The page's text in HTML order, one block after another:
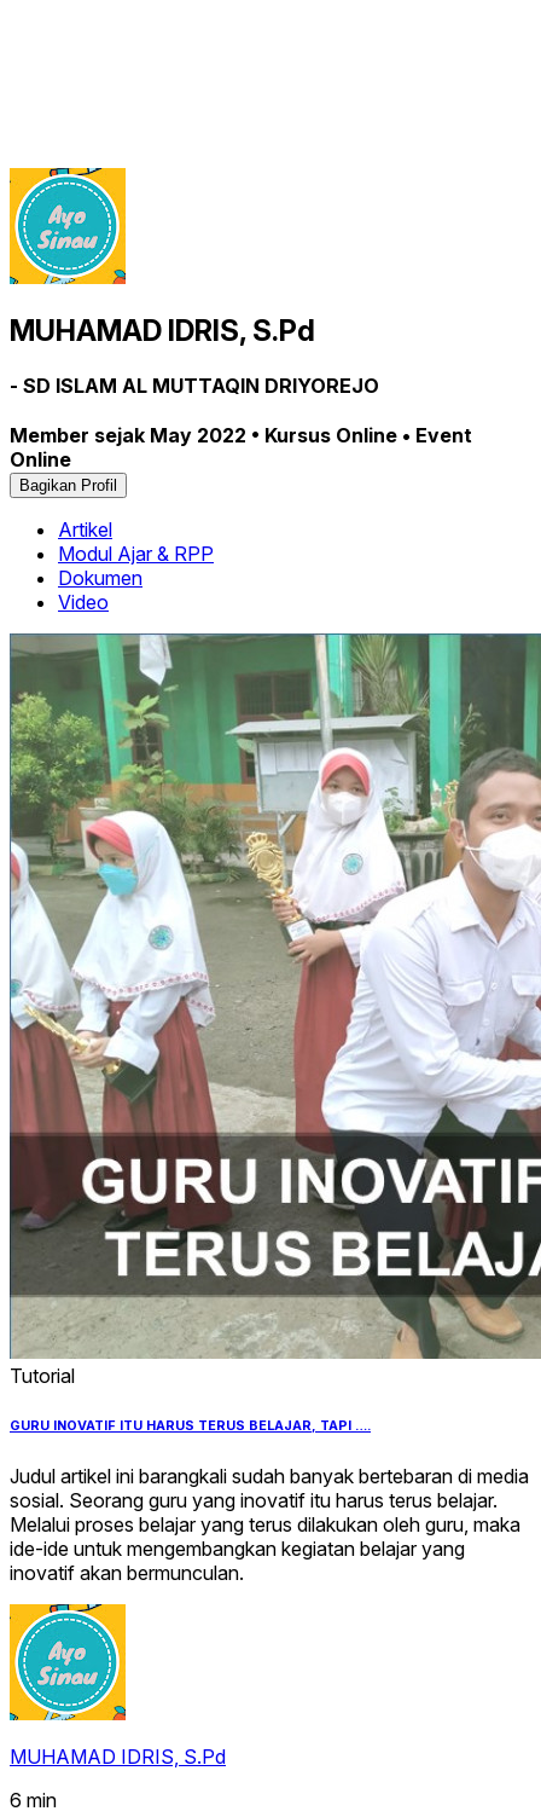
MUHAMAD IDRIS, S.Pd
- SD ISLAM AL MUTTAQIN DRIYOREJO
Member sejak May 2022 • Kursus Online • Event
Online
Bagikan Profil
Artikel
Modul Ajar & RPP
Dokumen
Video
Tutorial
GURU INOVATIF ITU HARUS TERUS BELAJAR, TAPI ….
Judul artikel ini barangkali sudah banyak bertebaran di media
sosial. Seorang guru yang inovatif itu harus terus belajar.
Melalui proses belajar yang terus dilakukan oleh guru, maka
ide-ide untuk mengembangkan kegiatan belajar yang
inovatif akan bermunculan.
MUHAMAD IDRIS, S.Pd
6 min